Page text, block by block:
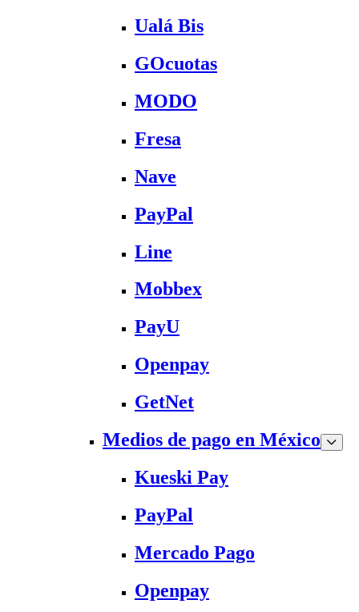
Ualá Bis
GOcuotas
MODO
Fresa
Nave
PayPal
Line
Mobbex
PayU
Openpay
GetNet
Medios de pago en México
Kueski Pay
PayPal
Mercado Pago
Openpay